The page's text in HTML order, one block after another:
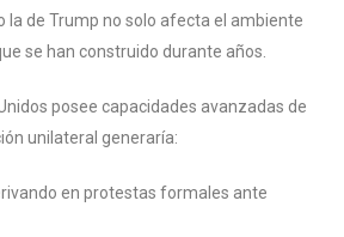
la de Trump no solo afecta el ambiente
se han construido durante años.
posee capacidades avanzadas de
unilateral generaría:
en protestas formales ante